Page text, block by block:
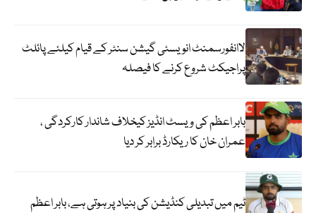
لاانفورسمنٹ انویسٹی گیشن سنٹر کے قیام کیلئے پائلٹ
پراجیکٹ شروع کرنے کا فیصلہ
بابر اعظم کی ویسٹ انڈیز کیخلاف شاندار کارکردگی ،
عمران خان کا ریکارڈ برابر کر دیا
ٹیم میں تبدیلی کنڈیشن کی بنیاد پر ہوتی ہے، بابر اعظم